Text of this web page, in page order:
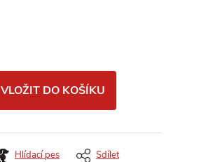
VLOŽIT DO KOŠÍKU
Hlídací pes Sdílet